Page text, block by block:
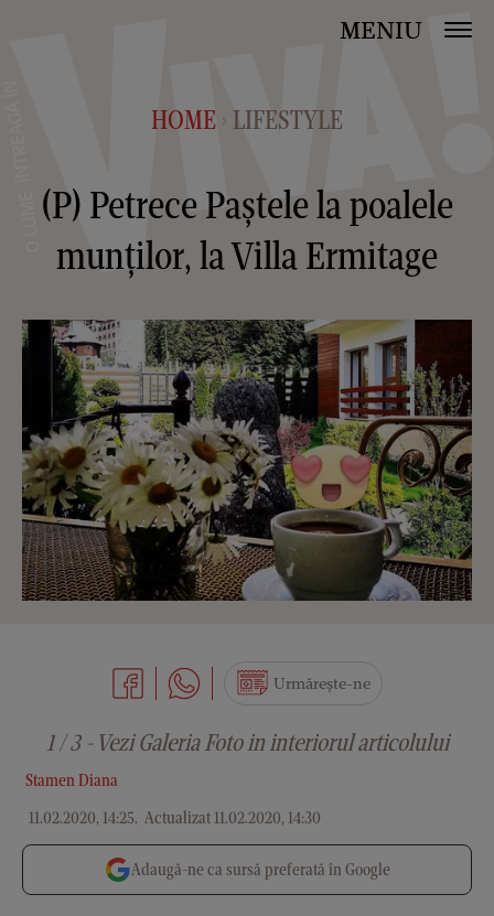
MENIU
HOME > LIFESTYLE
(P) Petrece Paștele la poalele
munților, la Villa Ermitage
Stamen Diana
11.02.2020, 14:25. Actualizat 11.02.2020, 14:30
Urmărește-ne
1 / 3 - Vezi Galeria Foto in interiorul articolului
Adaugă-ne ca sursă preferată în Google